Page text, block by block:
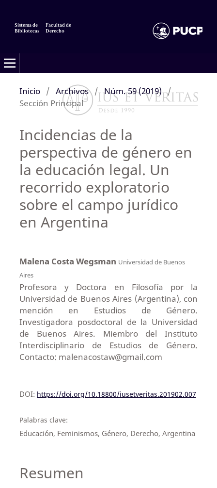
Sistema de
Bibliotecas
Facultad de
Derecho
Inicio / Archivos / Núm. 59 (2019) /
Sección Principal
Incidencias de la
perspectiva de género en
la educación legal. Un
recorrido exploratorio
sobre el campo jurídico
en Argentina
Malena Costa Wegsman Universidad de Buenos
Aires
Profesora y Doctora en Filosofía por la
Universidad de Buenos Aires (Argentina), con
mención en Estudios de Género.
Investigadora posdoctoral de la Universidad
de Buenos Aires. Miembro del Instituto
Interdisciplinario de Estudios de Género.
Contacto: malenacostaw@gmail.com
DOI: https://doi.org/10.18800/iusetveritas.201902.007
Palabras clave:
Educación, Feminismos, Género, Derecho, Argentina
Resumen